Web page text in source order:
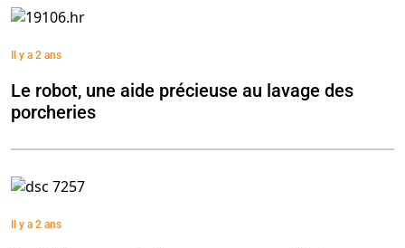
Il y a 2 ans
Le robot, une aide précieuse au lavage des
porcheries
Il y a 2 ans